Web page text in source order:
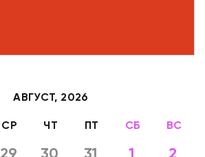
АВГУСТ, 2026
СР ЧТ ПТ СБ ВС
29 30 31 1
2